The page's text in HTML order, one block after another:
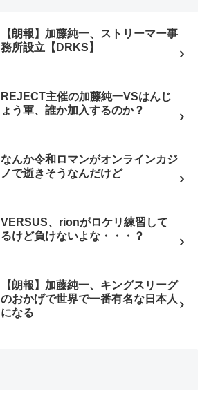
【朗報】加藤純一、ストリーマー事
務所設立【DRKS】
REJECT主催の加藤純一VSはんじ
ょう軍、誰か加入するのか？
なんか令和ロマンがオンラインカジ
ノで逝きそうなんだけど
VERSUS、rionがロケリ練習して
るけど負けないよな・・・？
【朗報】加藤純一、キングスリーグ
のおかげで世界で一番有名な日本人
になる